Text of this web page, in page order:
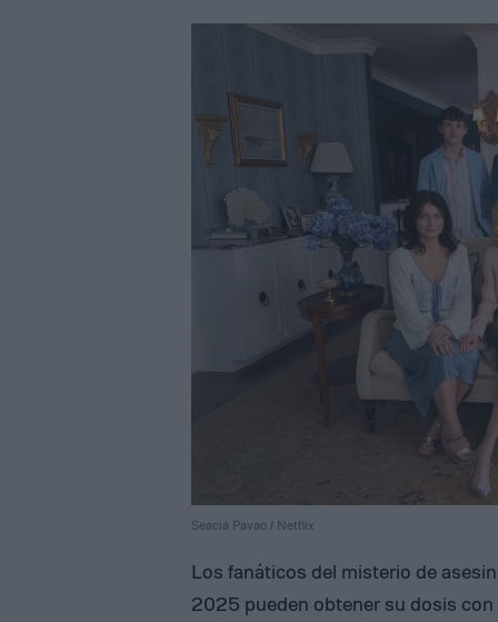
Seacia Pavao / Netflix
Los fanáticos del misterio de
2025 pueden obtener su dosis